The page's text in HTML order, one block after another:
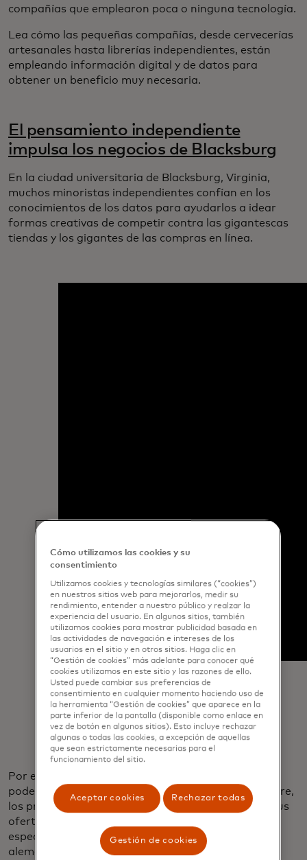
compañías que emplearon poca o ninguna tecnología.
Lea cómo las pequeñas compañías, desde cervecerías
artesanales hasta librerías independientes, están
empleando información digital y de datos para
obtener un beneficio muy necesaria.
El pensamiento independiente
impulsa los negocios de Blacksburg
En la ciudad universitaria de Blacksburg, Virginia,
muchos minoristas independientes confían en los
conocimientos de los datos para ayudarlos a idear
formas creativas de competir contra las gigantescas
tiendas y los gigantes de las compras en línea.
Por ejemplo, en lugar de esforzar para igualar el
poder adquisitivo de los supermercados de renombre,
los propietarios de
Oasis World Market
ajustaron sus
ofertas para generar demanda local de productos
especializados, incluido el sake japonés y el stollen
alemán. Muchos supermercados operan con
Cómo utilizamos las cookies y su
consentimiento
Utilizamos cookies y tecnologías similares (“cookies”)
en nuestros sitios web para mejorarlos, medir su
rendimiento, entender a nuestro público y realzar la
experiencia del usuario. En algunos sitios, también
utilizamos cookies para mostrar publicidad basada en
las actividades de navegación e intereses de los
usuarios en el sitio y en otros sitios. Haga clic en
“Gestión de cookies” más adelante para conocer qué
cookies utilizamos en este sitio y las razones de ello.
Usted puede cambiar sus preferencias de
consentimiento en cualquier momento haciendo uso de
la herramienta “Gestión de cookies” que aparece en la
parte inferior de la pantalla (disponible como enlace en
vez de botón en algunos sitios). Esto incluye rechazar
algunas o todas las cookies, a excepción de aquellas
que sean estrictamente necesarias para el
funcionamiento del sitio.
Aceptar cookies Rechazar todas
Gestión de cookies